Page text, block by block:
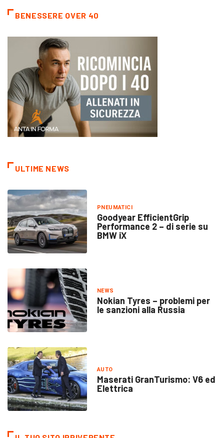
BENESSERE OVER 40
ULTIME NEWS
PNEUMATICI
Goodyear EfficientGrip
Performance 2 – di serie su
BMW iX
NEWS
Nokian Tyres – problemi per
le sanzioni alla Russia
AUTO
Maserati GranTurismo: V6 ed
Elettrica